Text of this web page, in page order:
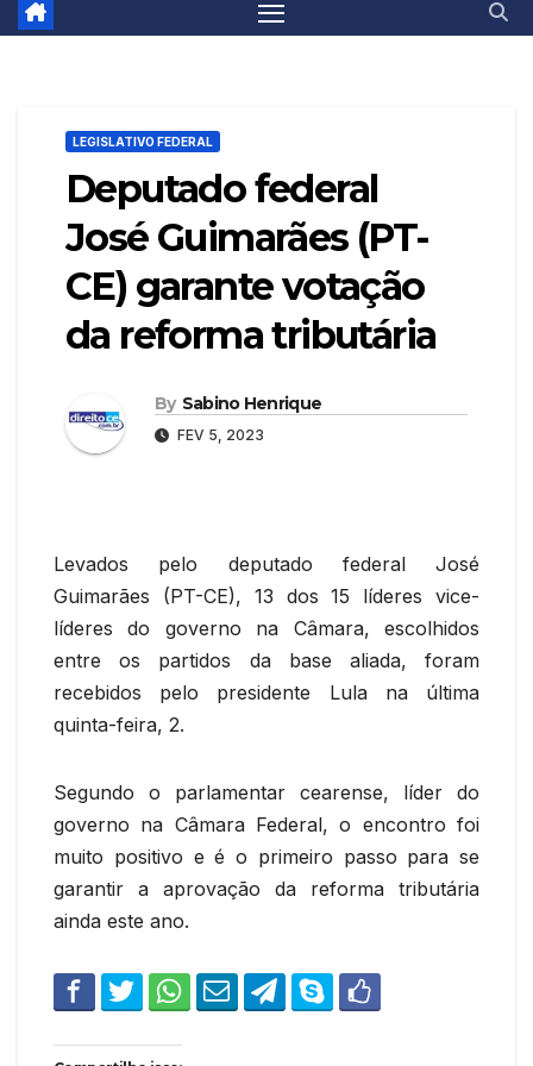
LEGISLATIVO FEDERAL
Deputado federal
José Guimarães (PT-
CE) garante votação
da reforma tributária
By Sabino Henrique
FEV 5, 2023
Levados pelo deputado federal José
Guimarães (PT-CE), 13 dos 15 líderes vice-
líderes do governo na Câmara, escolhidos
entre os partidos da base aliada, foram
recebidos pelo presidente Lula na última
quinta-feira, 2.
Segundo o parlamentar cearense, líder do
governo na Câmara Federal, o encontro foi
muito positivo e é o primeiro passo para se
garantir a aprovação da reforma tributária
ainda este ano.